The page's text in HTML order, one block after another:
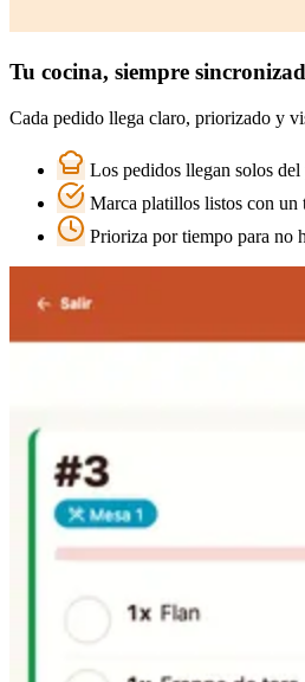
Tu cocina, siempre
Cada pedido llega claro, priorizado y
Los pedidos llegan solos
Marca platillos listos con un
Prioriza por tiempo para no